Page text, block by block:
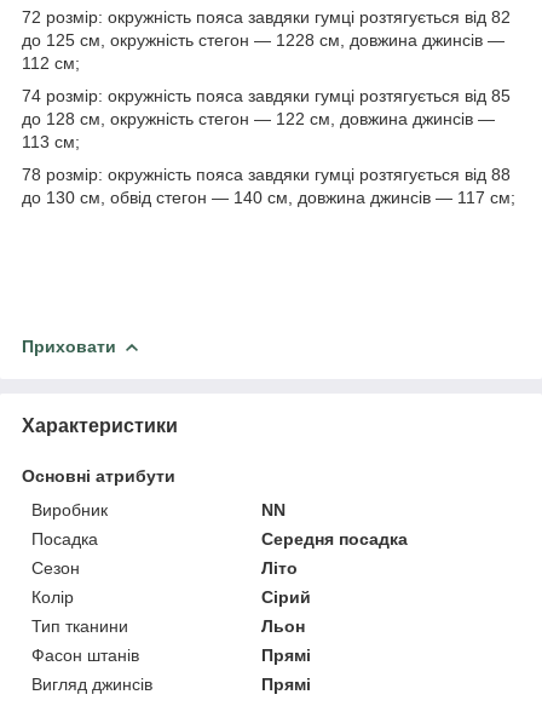
72 розмір: окружність пояса завдяки гумці розтягується від 82
до 125 см, окружність стегон — 1228 см, довжина джинсів —
112 см;
74 розмір: окружність пояса завдяки гумці розтягується від 85
до 128 см, окружність стегон — 122 см, довжина джинсів —
113 см;
78 розмір: окружність пояса завдяки гумці розтягується від 88
до 130 см, обвід стегон — 140 см, довжина джинсів — 117 см;
Приховати
Характеристики
Основні атрибути
Виробник
NN
Посадка
Середня посадка
Сезон
Літо
Колір
Сірий
Тип тканини
Льон
Фасон штанів
Прямі
Вигляд джинсів
Прямі